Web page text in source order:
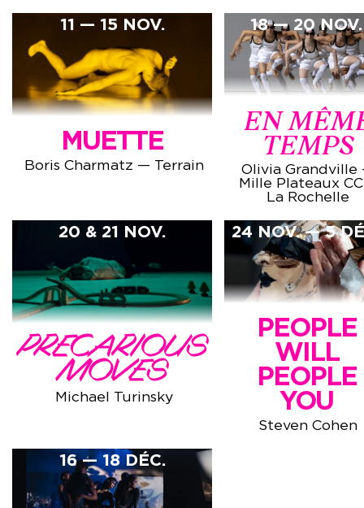
11 — 15 NOV.
MUETTE
Boris Charmatz — Terrain
18 — 20 NOV.
EN
TEMPS
Olivia Grandville
Mille Plateaux
La Rochelle
20 & 21 NOV.
PRECARIOUS
MOVES
Michael Turinsky
24 NOV. — 5
PEOPLE
WILL
PEOPLE
YOU
Steven Cohen
16 — 18 DÉC.